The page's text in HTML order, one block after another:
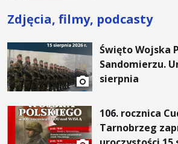
Zdjęcia, filmy, podcasty
Święto Wojska
Sandomierzu.
sierpnia
106. rocznica
Tarnobrzeg